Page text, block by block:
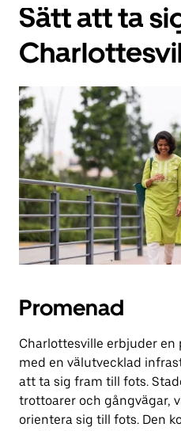
Sätt att ta
Promenad
Charlottesville erbjuder
med en välutvecklad
att ta sig fram till fots.
trottoarer och gångvägar,
orientera sig till fots. Den